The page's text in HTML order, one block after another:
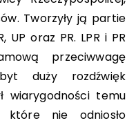
Tworzyły ją partie
oraz PR. LPR i PR
przeciwwagę
duży rozdźwięk
wiarygodności temu
które nie odniosło